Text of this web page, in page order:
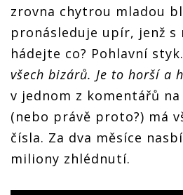
zrovna chytrou mladou
pronásleduje upír, jenž s
hádejte co? Pohlavní styk.
všech bizárů. Je to horší a
v jednom z komentářů
(nebo právě proto?) má
čísla. Za dva měsíce
miliony zhlédnutí.